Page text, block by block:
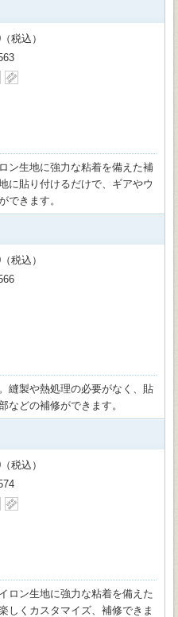
税込）
ン生地に強力な粘着を備えた補
に貼り付けるだけで、ギアやウ
できます。
税込）
縫製や熱処理の必要がなく、貼
などの補修ができます。
税込）
ロン生地に強力な粘着を備えた
しくカスタマイズ、補修できま